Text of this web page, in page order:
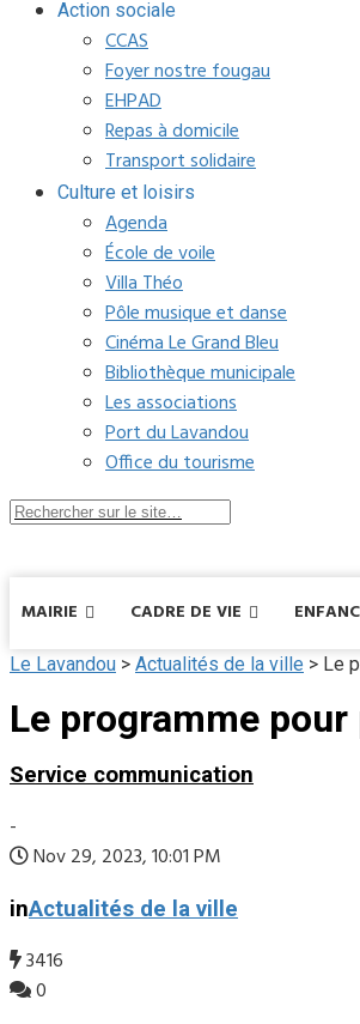
Action sociale
CCAS
Foyer nostre fougau
EHPAD
Repas à domicile
Transport solidaire
Culture et loisirs
Agenda
École de voile
Villa Théo
Pôle musique et danse
Cinéma Le Grand Bleu
Bibliothèque municipale
Les associations
Port du Lavandou
Office du tourisme
MAIRIE CADRE DE VIE
Le Lavandou > Actualités de la ville > Le
Le programme
Service communication
-
Nov 29, 2023, 10:01 PM
inActualités de la ville
3416
0